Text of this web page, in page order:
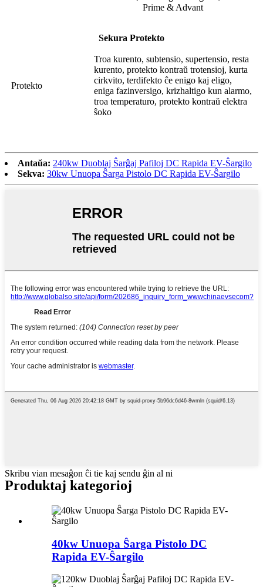
Prime & Advant
Sekura Protekto
Protekto
Troa kurento, subtensio, supertensio, resta
kurento, protekto kontraŭ trotensioj, kurta
cirkvito, terdifekto ĉe enigo kaj eligo,
eniga fazinversigo, krizhaltigo kun alarmo,
troa temperaturo, protekto kontraŭ elektra
ŝoko
Antaŭa: 240kw Duoblaj Ŝarĝaj Pafiloj DC Rapida EV-Ŝargilo
Sekva: 30kw Unuopa Ŝarga Pistolo DC Rapida EV-Ŝargilo
Skribu vian mesaĝon ĉi tie kaj sendu ĝin al ni
Produktaj kategorioj
40kw Unuopa Ŝarga Pistolo DC
Rapida EV-Ŝargilo